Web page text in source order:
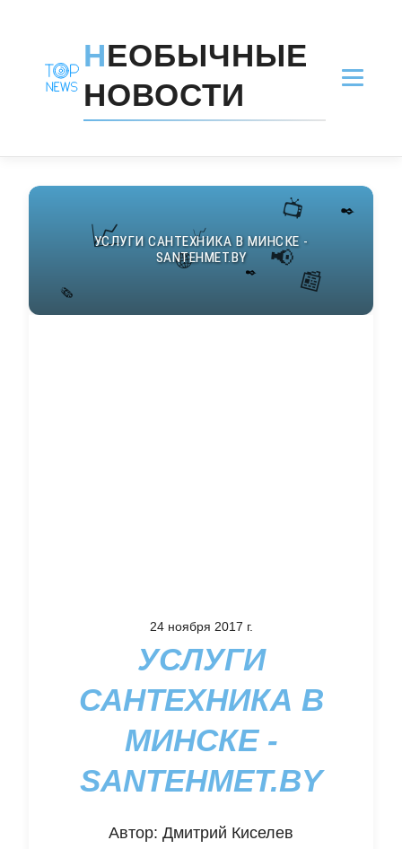
НЕОБЫЧНЫЕ
НОВОСТИ
24 ноября 2017 г.
УСЛУГИ
САНТЕХНИКА В
МИНСКЕ -
SANTEHMET.BY
Автор: Дмитрий Киселев